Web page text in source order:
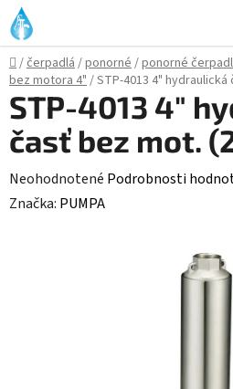
Prejsť
na
obsah
Domov
/čerpadlá/ponorné/ponorné
bez motora 4"/STP-4013 4"
STP-4013 4"
časť bez mot.
Priemerné
hodnotenie
Neohodnotené Podrobnosti
Značka: PUMPA